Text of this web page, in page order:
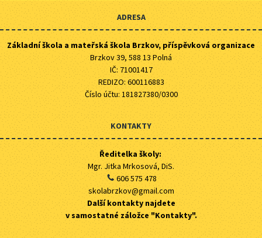
ADRESA
Základní škola a mateřská škola Brzkov, příspěvková organizace
Brzkov 39, 588 13 Polná
IČ: 71001417
REDIZO: 600116883
Číslo účtu: 181827380/0300
KONTAKTY
Ředitelka školy:
Mgr. Jitka Mrkosová, DiS.
606 575 478
skolabrzkov@gmail.com
Další kontakty najdete
v samostatné záložce "Kontakty".